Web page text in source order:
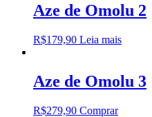
Aze de Omolu 2
R$179,90 Leia mais
Aze de Omolu 3
R$279,90 Comprar